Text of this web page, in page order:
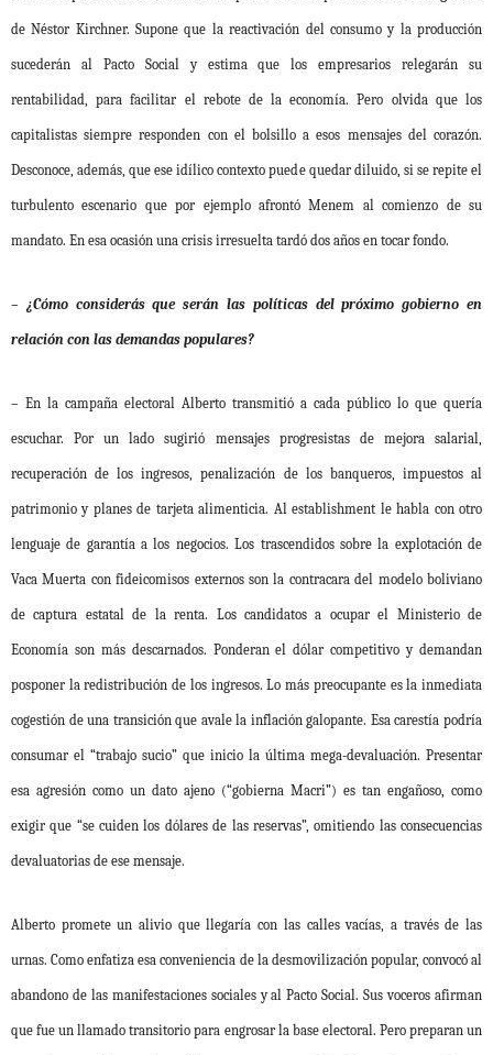
de Néstor Kirchner. Supone que la reactivación del consumo y la producción
sucederán al Pacto Social y estima que los empresarios relegarán su
rentabilidad, para facilitar el rebote de la economía. Pero olvida que los
capitalistas siempre responden con el bolsillo a esos mensajes del corazón.
Desconoce, además, que ese idílico contexto puede quedar diluido, si se repite el
turbulento escenario que por ejemplo afrontó Menem al comienzo de su
mandato. En esa ocasión una crisis irresuelta tardó dos años en tocar fondo.
– ¿Cómo considerás que serán las políticas del próximo gobierno en
relación con las demandas populares?
– En la campaña electoral Alberto transmitió a cada público lo que quería
escuchar. Por un lado sugirió mensajes progresistas de mejora salarial,
recuperación de los ingresos, penalización de los banqueros, impuestos al
patrimonio y planes de tarjeta alimenticia. Al establishment le habla con otro
lenguaje de garantía a los negocios. Los trascendidos sobre la explotación de
Vaca Muerta con fideicomisos externos son la contracara del modelo boliviano
de captura estatal de la renta. Los candidatos a ocupar el Ministerio de
Economía son más descarnados. Ponderan el dólar competitivo y demandan
posponer la redistribución de los ingresos. Lo más preocupante es la inmediata
cogestión de una transición que avale la inflación galopante. Esa carestía podría
consumar el “trabajo sucio” que inicio la última mega-devaluación. Presentar
esa agresión como un dato ajeno (“gobierna Macri”) es tan engañoso, como
exigir que “se cuiden los dólares de las reservas”, omitiendo las consecuencias
devaluatorias de ese mensaje.
Alberto promete un alivio que llegaría con las calles vacías, a través de las
urnas. Como enfatiza esa conveniencia de la desmovilización popular, convocó al
abandono de las manifestaciones sociales y al Pacto Social. Sus voceros afirman
que fue un llamado transitorio para engrosar la base electoral. Pero preparan un